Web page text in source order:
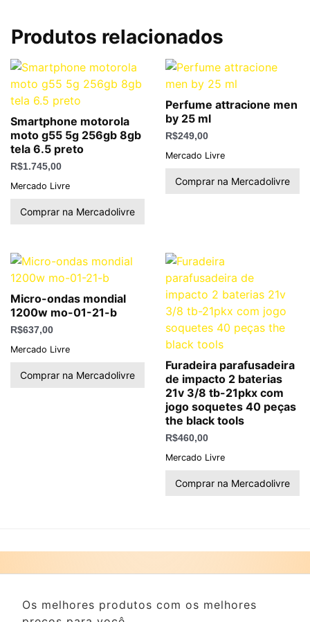
Produtos relacionados
Smartphone motorola
moto g55 5g 256gb 8gb
tela 6.5 preto
R$1.745,00
Mercado Livre
Comprar na Mercadolivre
Perfume attracione men
by 25 ml
R$249,00
Mercado Livre
Comprar na Mercadolivre
Micro-ondas mondial
1200w mo-01-21-b
R$637,00
Mercado Livre
Comprar na Mercadolivre
Furadeira parafusadeira
de impacto 2 baterias
21v 3/8 tb-21pkx com
jogo soquetes 40 peças
the black tools
R$460,00
Mercado Livre
Comprar na Mercadolivre
Os melhores produtos com os melhores